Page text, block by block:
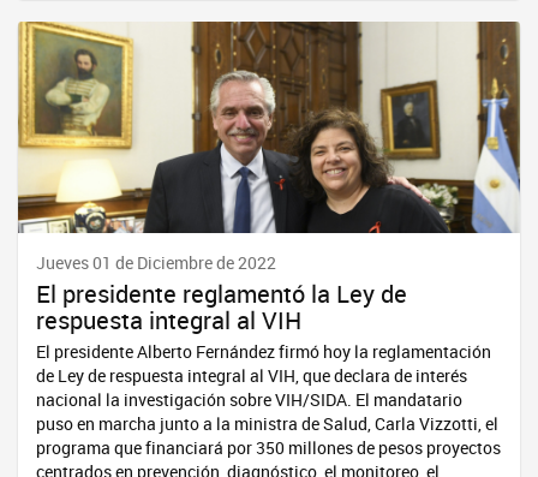
Jueves 01 de Diciembre de 2022
El presidente reglamentó la Ley de
respuesta integral al VIH
El presidente Alberto Fernández firmó hoy la reglamentación
de Ley de respuesta integral al VIH, que declara de interés
nacional la investigación sobre VIH/SIDA. El mandatario
puso en marcha junto a la ministra de Salud, Carla Vizzotti, el
programa que financiará por 350 millones de pesos proyectos
centrados en prevención, diagnóstico, el monitoreo, el